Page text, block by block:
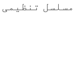
مسلسل